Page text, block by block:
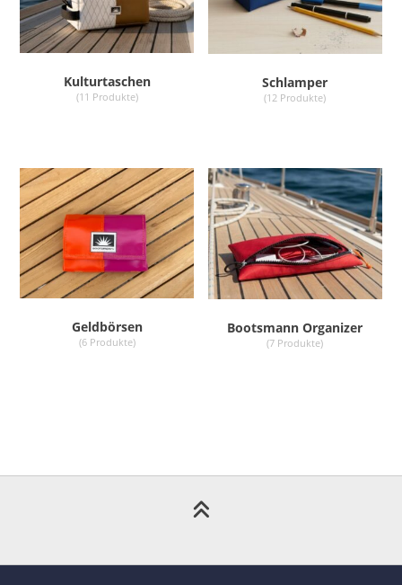
Kulturtaschen
(11 Produkte)
Schlamper
(12 Produkte)
Geldbörsen
(6 Produkte)
Bootsmann Organizer
(7 Produkte)